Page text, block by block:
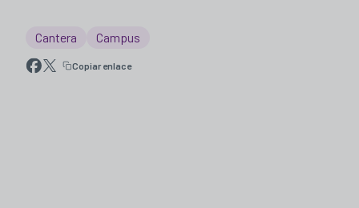
Cantera Campus
Copiar enlace